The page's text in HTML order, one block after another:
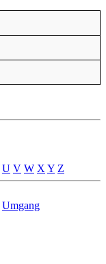
U V W X Y Z
Umgang